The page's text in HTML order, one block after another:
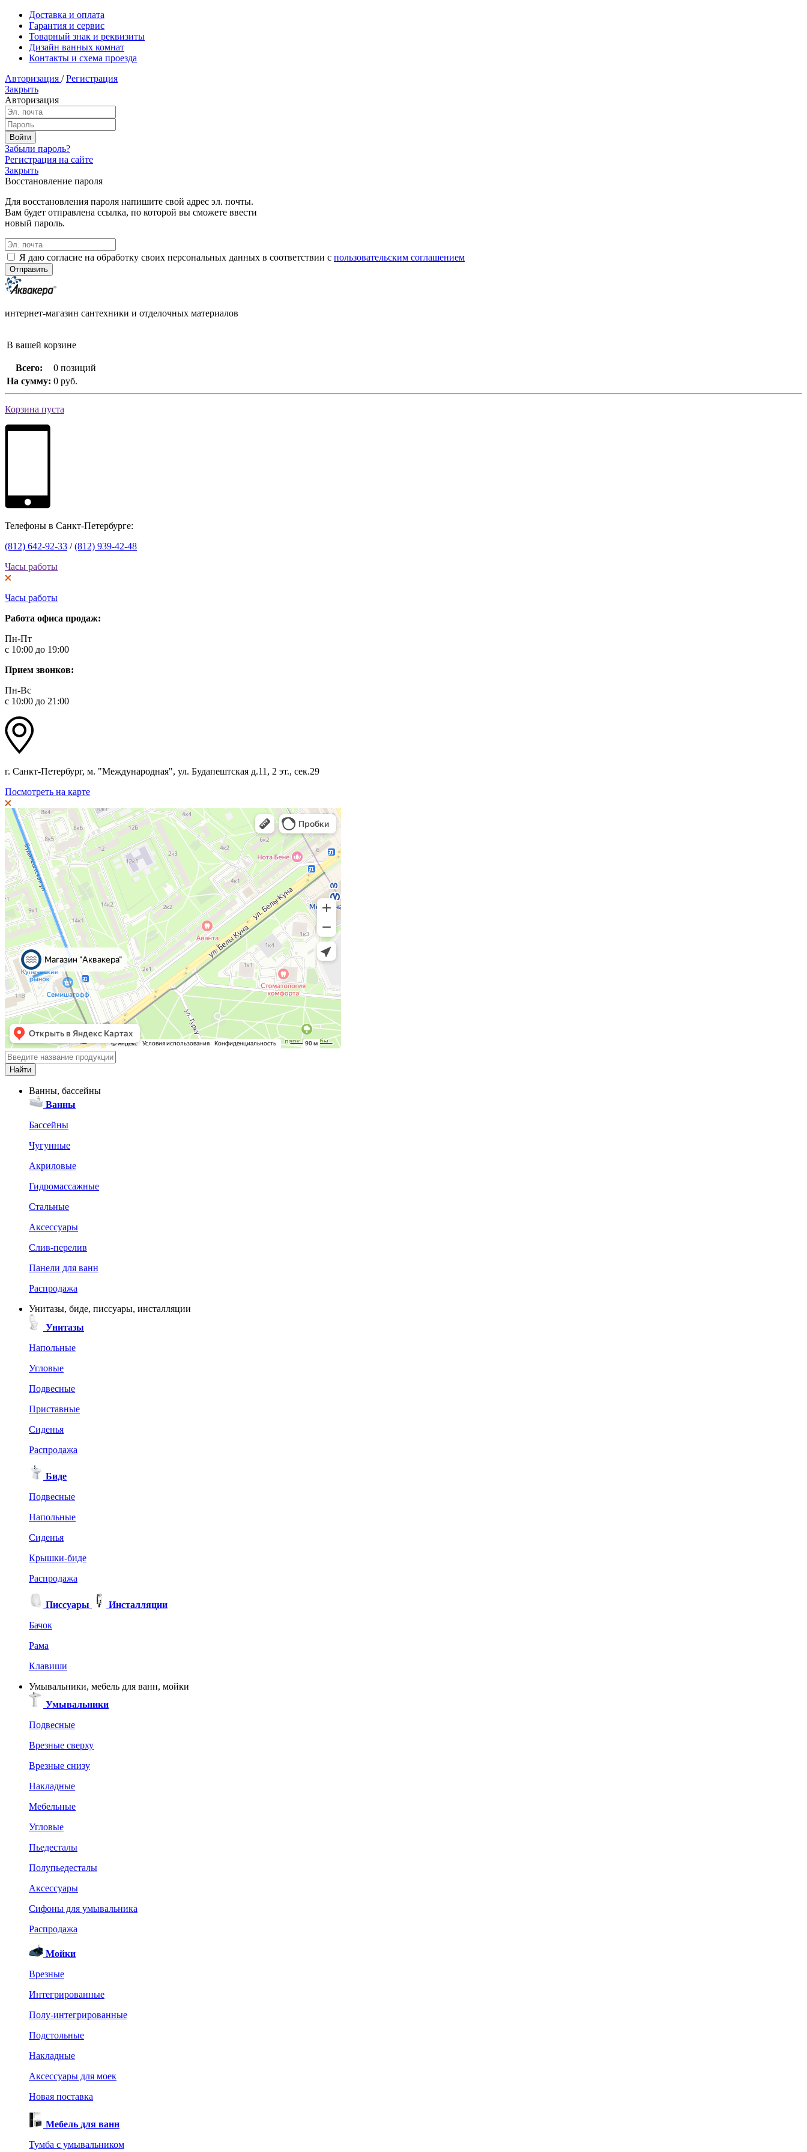
Доставка и оплата
Гарантия и сервис
Товарный знак и реквизиты
Дизайн ванных комнат
Контакты и схема проезда
Авторизация / Регистрация
Закрыть
Авторизация
Забыли пароль?
Регистрация на сайте
Закрыть
Восстановление пароля
Для восстановления пароля напишите свой адрес эл. почты.
Вам будет отправлена ссылка, по которой вы сможете ввести
новый пароль.
Я даю согласие на обработку своих персональных данных в соответствии с пользовательским соглашением
интернет-магазин сантехники и отделочных материалов
В вашей корзине
Всего:
0 позиций
На сумму: 0 руб.
Корзина пуста
Телефоны в Санкт-Петербурге:
(812) 642-92-33 /(812) 939-42-48
Часы работы
Часы работы
Работа офиса продаж:
Пн-Пт
с 10:00 до 19:00
Прием звонков:
Пн-Вс
с 10:00 до 21:00
г. Санкт-Петербург, м. "Международная", ул. Будапештская д.11, 2 эт., сек.29
Посмотреть на карте
Ванны, бассейны
Ванны
Бассейны
Чугунные
Акриловые
Гидромассажные
Стальные
Аксессуары
Слив-перелив
Панели для ванн
Распродажа
Унитазы, биде, писсуары, инсталляции
Унитазы
Напольные
Угловые
Подвесные
Приставные
Сиденья
Распродажа
Биде
Подвесные
Напольные
Сиденья
Крышки-биде
Распродажа
Писсуары
Инсталляции
Бачок
Рама
Клавиши
Умывальники, мебель для ванн, мойки
Умывальники
Подвесные
Врезные сверху
Врезные снизу
Накладные
Мебельные
Угловые
Пьедесталы
Полупьедесталы
Аксессуары
Сифоны для умывальника
Распродажа
Мойки
Врезные
Интегрированные
Полу-интегрированные
Подстольные
Накладные
Аксессуары для моек
Новая поставка
Мебель для ванн
Тумба с умывальником